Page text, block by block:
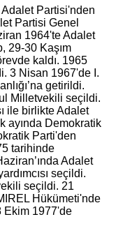
Partisi'nden
Partisi Genel
1964'te Adalet
29-30 Kaşım
kaldı. 1965
3 Nisan 1967'de I.
getirildi.
Milletvekili seçildi.
ile birlikte Adalet
ayında Demokratik
Parti'den
tarihinde
Adalet
seçildi.
seçildi. 21
Hükümeti'nde
Ekim 1977'de